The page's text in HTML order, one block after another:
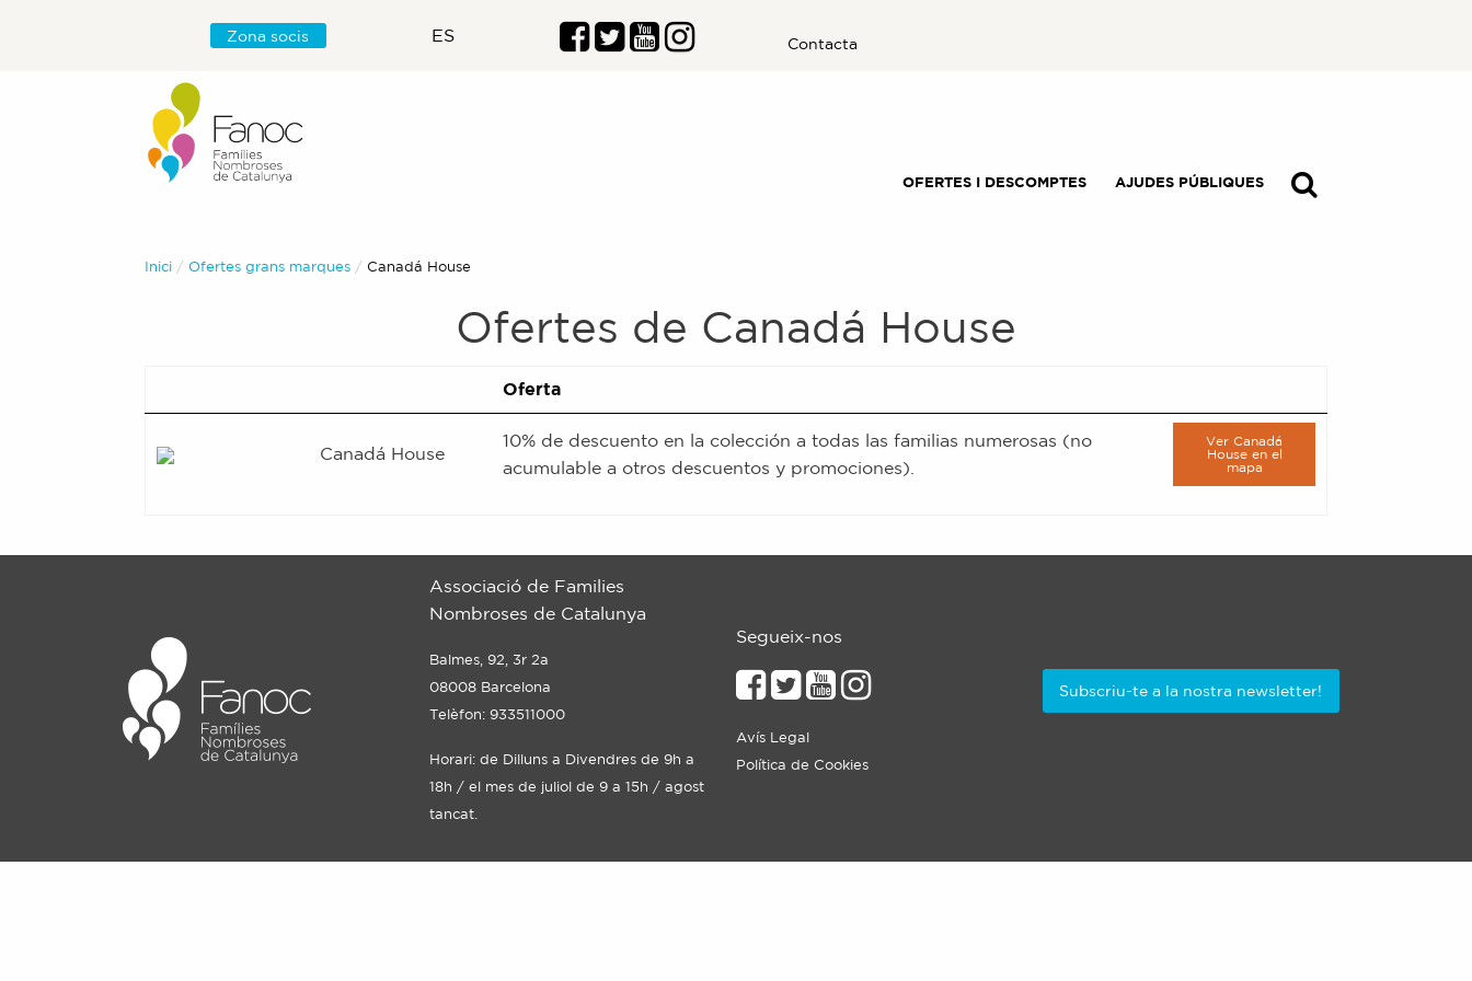
Zona socis ES Contacta
OFERTES I DESCOMPTES AJUDES PÚBLIQUES
Inici Ofertes grans marques Actual:
Canadá House
Ofertes de Canadá House
Oferta
Canadá House
10% de descuento en la colección a todas las familias numerosas (no
acumulable a otros descuentos y promociones).
Ver Canadá
House en el
mapa
Associació de Families
Nombroses de Catalunya
Balmes, 92, 3r 2a
08008 Barcelona
Telèfon: 933511000
Horari: de Dilluns a Divendres de 9h a
18h / el mes de juliol de 9 a 15h / agost
tancat.
Segueix-nos
Avís Legal
Política de Cookies
Subscriu-te a la nostra newsletter!